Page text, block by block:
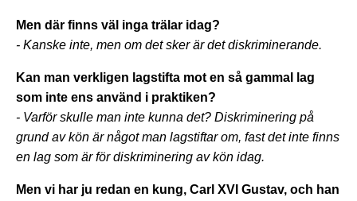
Men där finns väl inga trälar idag?
- Kanske inte, men om det sker är det diskriminerande.
Kan man verkligen lagstifta mot en så gammal lag
som inte ens använd i praktiken?
- Varför skulle man inte kunna det? Diskriminering på
grund av kön är något man lagstiftar om, fast det inte finns
en lag som är för diskriminering av kön idag.
Men vi har ju redan en kung, Carl XVI Gustav, och han